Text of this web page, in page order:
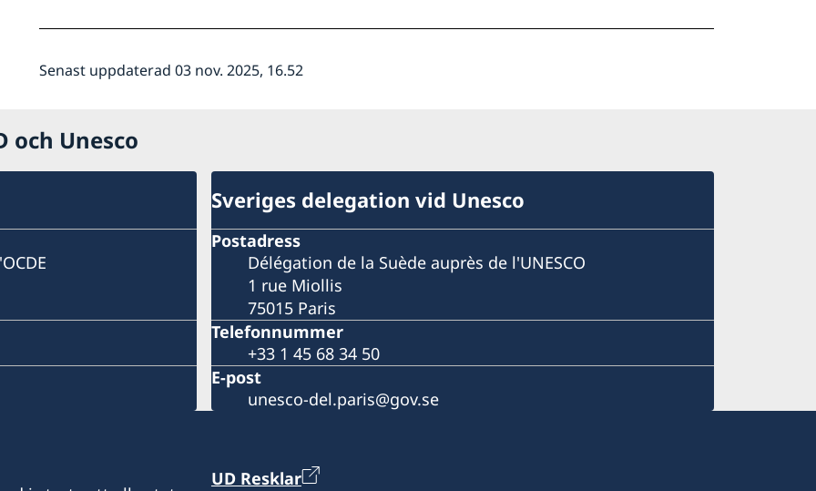
Senast uppdaterad 03 nov. 2025, 16.52
och Unesco
Sveriges delegation vid Unesco
Postadress
Délégation de la Suède auprès de l'UNESCO
1 rue Miollis
75015 Paris
Telefonnummer
+33 1 45 68 34 50
E-post
unesco-del.paris@gov.se
UD Resklar